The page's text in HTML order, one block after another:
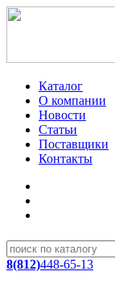
Каталог
О компании
Новости
Статьи
Поставщики
Контакты
8(812)448-65-13